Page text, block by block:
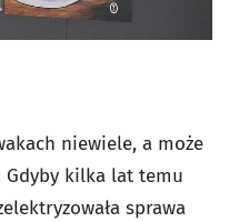
niewiele, a może
Gdyby kilka lat temu
sprawa